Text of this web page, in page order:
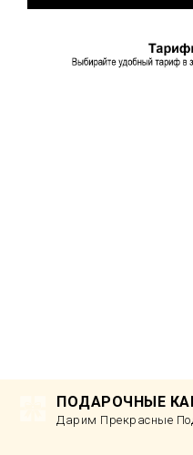
ПОДАРОЧНЫЕ
Дарим Прекрасные